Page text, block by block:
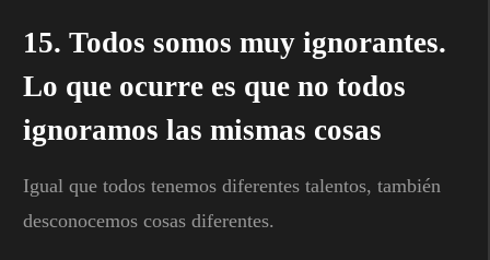
15. Todos somos muy ignorantes.
Lo que ocurre es que no todos
ignoramos las mismas cosas
Igual que todos tenemos diferentes talentos, también
desconocemos cosas diferentes.